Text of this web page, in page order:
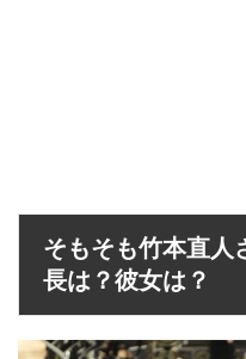
そもそも竹本直人
長は？彼女は？